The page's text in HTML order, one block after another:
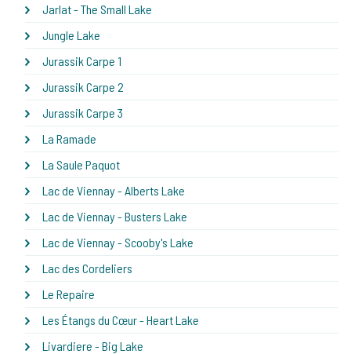
Jarlat - The Small Lake
Jungle Lake
Jurassik Carpe 1
Jurassik Carpe 2
Jurassik Carpe 3
La Ramade
La Saule Paquot
Lac de Viennay - Alberts Lake
Lac de Viennay - Busters Lake
Lac de Viennay - Scooby's Lake
Lac des Cordeliers
Le Repaire
Les Étangs du Cœur - Heart Lake
Livardiere - Big Lake